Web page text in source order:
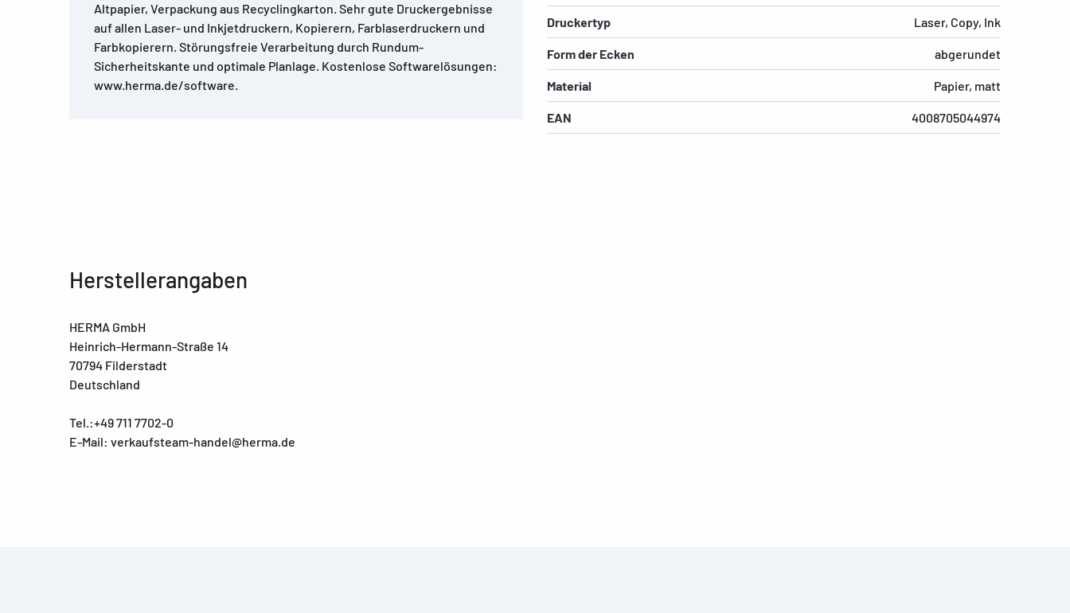
Altpapier, Verpackung aus Recyclingkarton. Sehr gute Druckergebnisse
auf allen Laser- und Inkjetdruckern, Kopierern, Farblaserdruckern und
Farbkopierern. Störungsfreie Verarbeitung durch Rundum-
Sicherheitskante und optimale Planlage. Kostenlose Softwarelösungen:
www.herma.de/software.
Druckertyp Laser, Copy, Ink
Form der Ecken abgerundet
Material Papier, matt
EAN 4008705044974
Herstellerangaben
HERMA GmbH
Heinrich-Hermann-Straße 14
70794 Filderstadt
Deutschland
Tel.:+49 711 7702-0
E-Mail: verkaufsteam-handel@herma.de